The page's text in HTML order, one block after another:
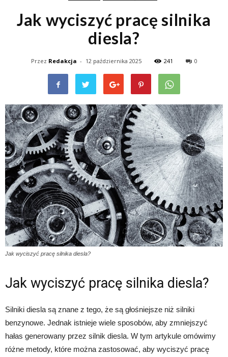
Jak wyciszyć pracę silnika
diesla?
Przez Redakcja - 12 października 2025 241 0
Jak wyciszyć pracę silnika diesla?
Jak wyciszyć pracę silnika diesla?
Silniki diesla są znane z tego, że są głośniejsze niż silniki
benzynowe. Jednak istnieje wiele sposobów, aby zmniejszyć
hałas generowany przez silnik diesla. W tym artykule omówimy
różne metody, które można zastosować, aby wyciszyć pracę